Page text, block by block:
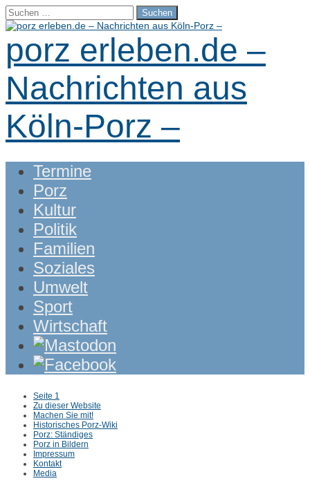
Suchen
nach:
porz erleben.de –
Nachrichten aus
Köln-Porz –
Main
menu
Skip
content
Termine
Porz
Kultur
Politik
Familien
Soziales
Umwelt
Sport
Wirtschaft
menu
Seite 1
Zu dieser Website
Machen Sie mit!
Historisches Porz-Wiki
Porz: Ständiges
Porz in Bildern
Impressum
Kontakt
Media